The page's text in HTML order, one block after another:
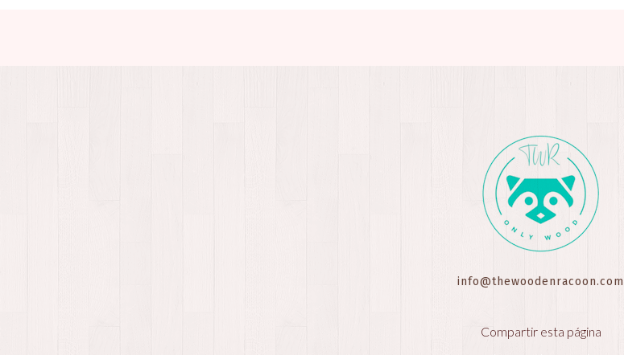
info@thewoodenracoon.com
Compartir esta página